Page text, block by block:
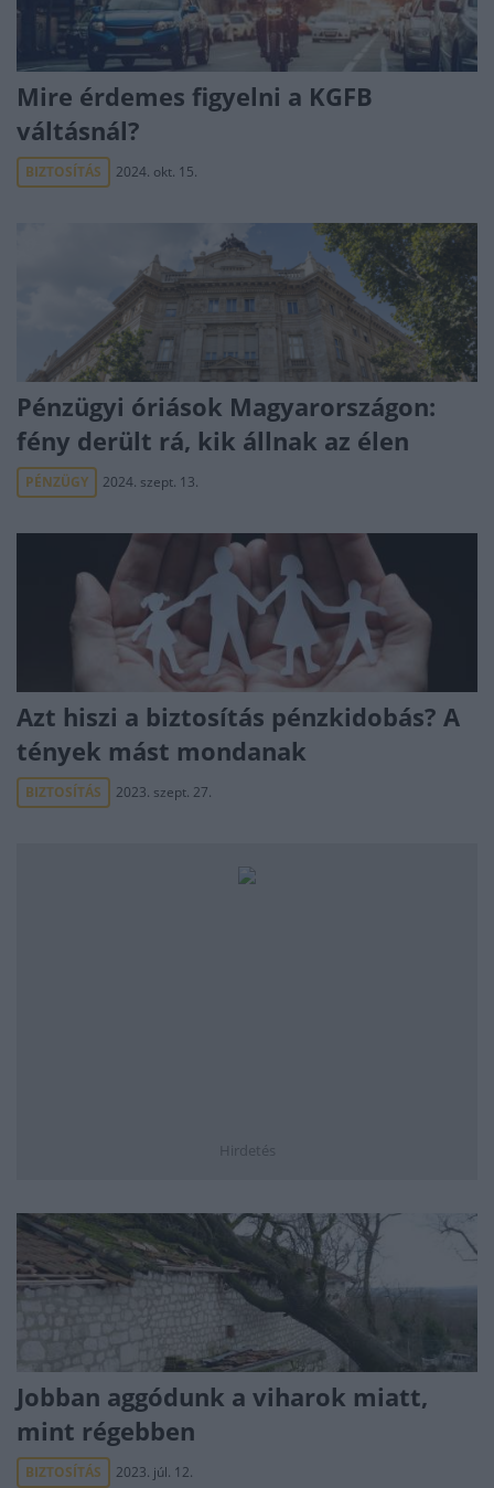
Mire érdemes figyelni a KGFB
váltásnál?
BIZTOSÍTÁS 2024. okt. 15.
Pénzügyi óriások Magyarországon:
fény derült rá, kik állnak az élen
PÉNZÜGY 2024. szept. 13.
Azt hiszi a biztosítás pénzkidobás? A
tények mást mondanak
BIZTOSÍTÁS 2023. szept. 27.
Hirdetés
Jobban aggódunk a viharok miatt,
mint régebben
BIZTOSÍTÁS 2023. júl. 12.